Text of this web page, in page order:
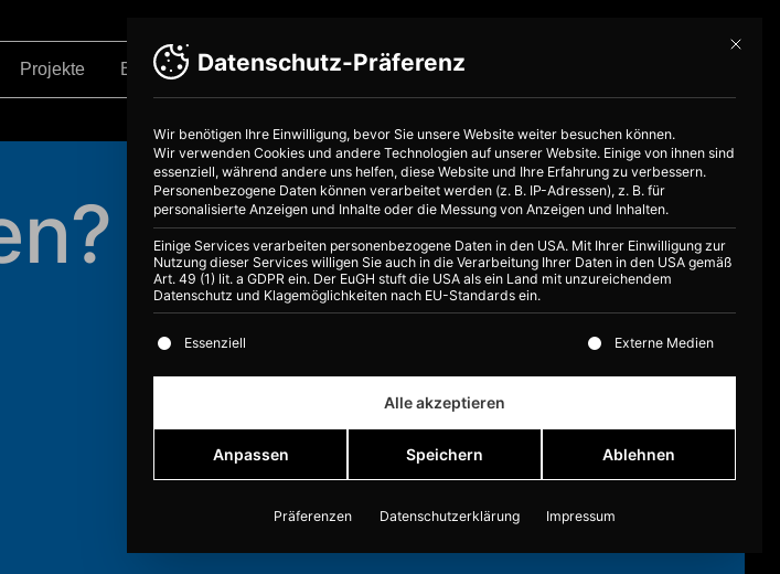
Projekte Bildung Über Uns
Mit
Datenschutz-Präferenz
Wir benötigen Ihre Einwilligung, bevor Sie unsere Website weiter besuchen können.
Wir verwenden Cookies und andere Technologien auf unserer Website. Einige von ihnen sind
essenziell, während andere uns helfen, diese Website und Ihre Erfahrung zu verbessern.
Personenbezogene Daten können verarbeitet werden (z. B. IP-Adressen), z. B. für
personalisierte Anzeigen und Inhalte oder die Messung von Anzeigen und Inhalten.
Einige Services verarbeiten personenbezogene Daten in den USA. Mit Ihrer Einwilligung zur
Nutzung dieser Services willigen Sie auch in die Verarbeitung Ihrer Daten in den USA gemäß
Art. 49 (1) lit. a GDPR ein. Der EuGH stuft die USA als ein Land mit unzureichendem
Datenschutz und Klagemöglichkeiten nach EU-Standards ein.
Es folgt eine Liste der Service-Gruppen, für die eine Einwilligung erteilt
Essenziell Externe Medien
Alle akzeptieren
Anpassen Speichern Ablehnen
Präferenzen Datenschutzerklärung Impressum